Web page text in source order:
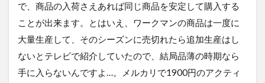
で、商品の入荷さえあれば同じ商品を安定して購入する
ことが出来ます。とはいえ、ワークマンの商品は一度に
大量生産して、そのシーズンに売切れたら追加生産はし
ないとテレビで紹介していたので、結局品薄の時期なら
手に入らないんですよ…。メルカリで1900円のアクティ